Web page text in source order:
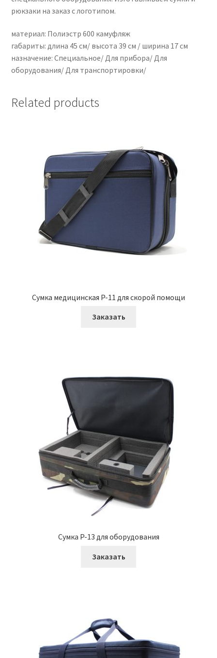
рюкзаки на заказ с логотипом.
материал: Полиэстр 600 камуфляж
габариты: длина 45 см/ высота 39 см / ширина 17 см
назначение: Специальное/ Для прибора/ Для
оборудования/ Для транспортировки/
Related products
Сумка медицинская P-11 для скорой помощи
Заказать
Сумка P-13 для оборудования
Заказать